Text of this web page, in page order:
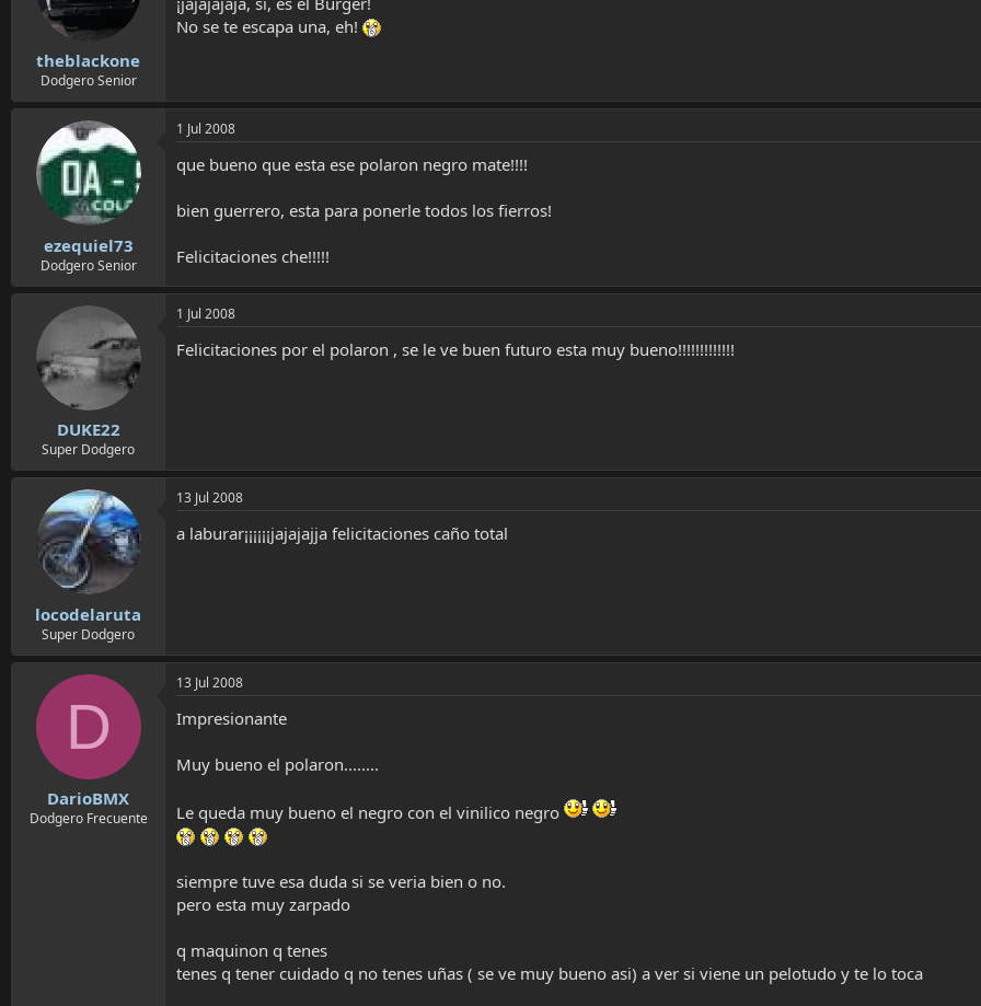
theblackone
Dodgero Senior
No se te escapa una, eh!
ezequiel73
Dodgero Senior
1 Jul 2008
que bueno que esta ese polaron negro mate!!!!
bien guerrero, esta para ponerle todos los fierros!
Felicitaciones che!!!!!
DUKE22
Super Dodgero
1 Jul 2008
Felicitaciones por el polaron , se le ve buen futuro esta muy bueno!!!!!!!!!!!!!
locodelaruta
Super Dodgero
13 Jul 2008
a laburar¡¡¡¡¡¡jajajajja felicitaciones caño total
D
DarioBMX
Dodgero Frecuente
13 Jul 2008
Impresionante
Muy bueno el polaron........
Le queda muy bueno el negro con el vinilico negro
siempre tuve esa duda si se veria bien o no.
pero esta muy zarpado
q maquinon q tenes
tenes q tener cuidado q no tenes uñas ( se ve muy bueno asi) a ver si viene un pelotudo y te lo toca